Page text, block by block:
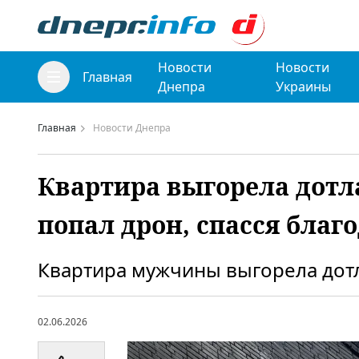
Главная
Новости
Днепра
Новости
Украины
Главная Новости Днепра
Квартира выгорела
попал дрон, спасся
Квартира мужчины выгорела
02.06.2026